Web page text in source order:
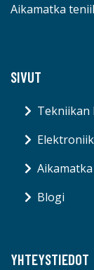
Aikamatka
SIVUT
Tekniikan
Aikamatka
Blogi
YHTEYSTIEDOT